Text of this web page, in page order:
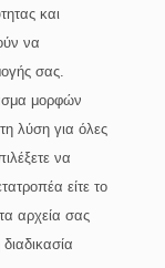
και
να
σας.
μορφών
λύση για όλες
να
είτε το
αρχεία σας